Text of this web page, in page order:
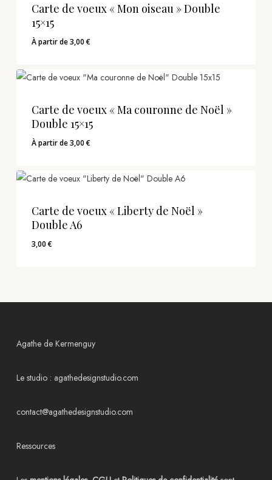
Carte de voeux « Mon oiseau » Double
15×15
À partir de3,00€
Carte de voeux « Ma couronne de Noël »
Double 15×15
À partir de3,00€
Carte de voeux « Liberty de Noël »
Double A6
3,00€
Agathe de Kermenguy
Le studio : agathedesignstudio.com
contact@agathedesignstudio.com
Ressources